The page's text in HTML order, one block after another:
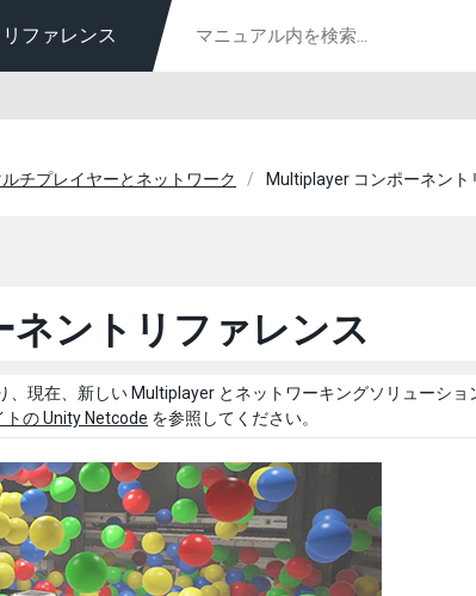
ファレンス
ルチプレイヤーとネットワーク Multiplayer コンポーネント
ネントリファレンス
、現在、新しい Multiplayer とネットワーキングソリューシ
の Unity Netcode を参照してください。